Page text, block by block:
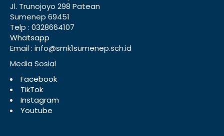
Jl. Trunojoyo 298 Patean
Sumenep 69451
Telp : 0328664107
Whatsapp
Email : info@smk1sumenep.sch.id
Media Sosial
Facebook
TikTok
Instagram
Youtube